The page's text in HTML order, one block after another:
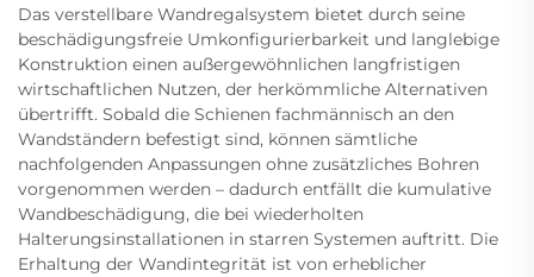
Das verstellbare Wandregalsystem bietet durch seine
beschädigungsfreie Umkonfigurierbarkeit und langlebige
Konstruktion einen außergewöhnlichen langfristigen
wirtschaftlichen Nutzen, der herkömmliche Alternativen
übertrifft. Sobald die Schienen fachmännisch an den
Wandständern befestigt sind, können sämtliche
nachfolgenden Anpassungen ohne zusätzliches Bohren
vorgenommen werden – dadurch entfällt die kumulative
Wandbeschädigung, die bei wiederholten
Halterungsinstallationen in starren Systemen auftritt. Die
Erhaltung der Wandintegrität ist von erheblicher